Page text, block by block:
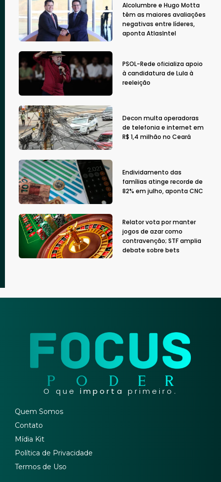
Alcolumbre e Hugo Motta
têm as maiores avaliações
negativas entre líderes,
aponta AtlasIntel
PSOL-Rede oficializa apoio
à candidatura de Lula à
reeleição
Decon multa operadoras
de telefonia e internet em
R$ 1,4 milhão no Ceará
Endividamento das
famílias atinge recorde de
82% em julho, aponta CNC
Relator vota por manter
jogos de azar como
contravenção; STF amplia
debate sobre bets
O que importa primeiro.
Quem Somos
Contato
Mídia Kit
Política de Privacidade
Termos de Uso